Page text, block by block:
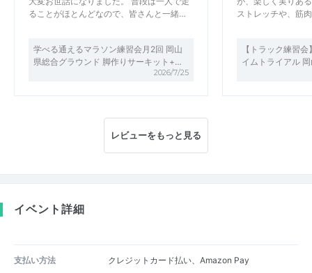
ることがほとんどなので、皆さんと一緒…
学べる通えるマラソン練習会月2回 岡山
県総合グラウンド 脚作りサーキット+…
2026/7/25
ストレッチや、筋
【トラック練習
イムトライアル
レビューをもっと見る
イベント詳細
支払い方法 クレジットカード払い、Amazon Pay